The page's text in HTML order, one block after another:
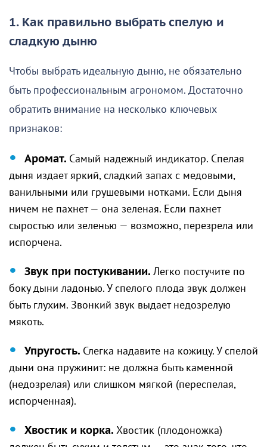
1. Как правильно выбрать спелую и
сладкую дыню
Чтобы выбрать идеальную дыню, не обязательно
быть профессиональным агрономом. Достаточно
обратить внимание на несколько ключевых
признаков:
Аромат. Самый надежный индикатор. Спелая
дыня издает яркий, сладкий запах с медовыми,
ванильными или грушевыми нотками. Если дыня
ничем не пахнет — она зеленая. Если пахнет
сыростью или зеленью — возможно, перезрела или
испорчена.
Звук при постукивании. Легко постучите по
боку дыни ладонью. У спелого плода звук должен
быть глухим. Звонкий звук выдает недозрелую
мякоть.
Упругость. Слегка надавите на кожицу. У спелой
дыни она пружинит: не должна быть каменной
(недозрелая) или слишком мягкой (переспелая,
испорченная).
Хвостик и корка. Хвостик (плодоножка)